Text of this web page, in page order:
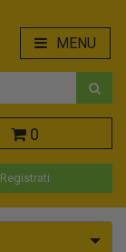
MENU
0
Registrati